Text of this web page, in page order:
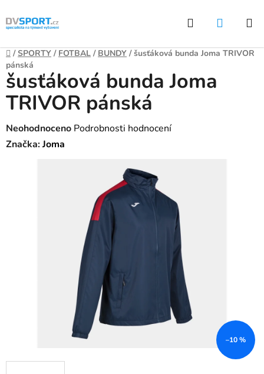
Přejít
na
Hledat
Domů
/ SPORTY / FOTBAL / BUNDY / šusťáková bunda Joma TRIVOR
pánská
šusťáková bunda Joma
TRIVOR pánská
Průměrné
hodnocení
Neohodnoceno Podrobnosti hodnocení
Značka:Joma
–10 %